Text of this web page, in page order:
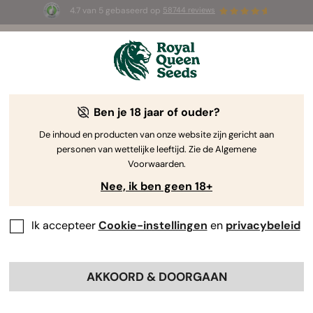
4.7 van 5 gebaseerd op 58744 reviews
3 White Widow Auto zaadjesGRATIS voor de
JURIDISCHE KENNISGEVING
Deze juridische kennisgeving regelt het gebruik van de
website https://www.royalqueenseeds.nl/ zoals hieronder
1. In overeenstemming met de LSSI:
Artikel 10 van Wet 34/2002 van 11 juli
de informatiemaatschappij en
elektronische handel
Ben je 18 jaar of ouder?
De inhoud en producten van onze website zijn gericht aan
personen van wettelijke leeftijd. Zie de Algemene
Voorwaarden.
Nee, ik ben geen 18+
Ik accepteerCookie-instellingen en privacybeleid
AKKOORD & DOORGAAN